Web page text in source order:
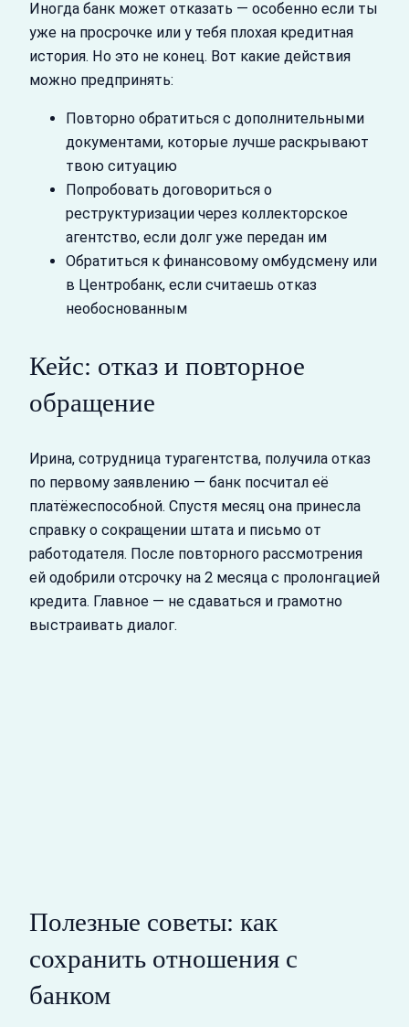
Иногда банк может отказать — особенно если ты
уже на просрочке или у тебя плохая кредитная
история. Но это не конец. Вот какие действия
можно предпринять:
Повторно обратиться с дополнительными
документами, которые лучше раскрывают
твою ситуацию
Попробовать договориться о
реструктуризации через коллекторское
агентство, если долг уже передан им
Обратиться к финансовому омбудсмену или
в Центробанк, если считаешь отказ
необоснованным
Кейс: отказ и повторное
обращение
Ирина, сотрудница турагентства, получила отказ
по первому заявлению — банк посчитал её
платёжеспособной. Спустя месяц она принесла
справку о сокращении штата и письмо от
работодателя. После повторного рассмотрения
ей одобрили отсрочку на 2 месяца с пролонгацией
кредита. Главное — не сдаваться и грамотно
выстраивать диалог.
Полезные советы: как
сохранить отношения с
банком